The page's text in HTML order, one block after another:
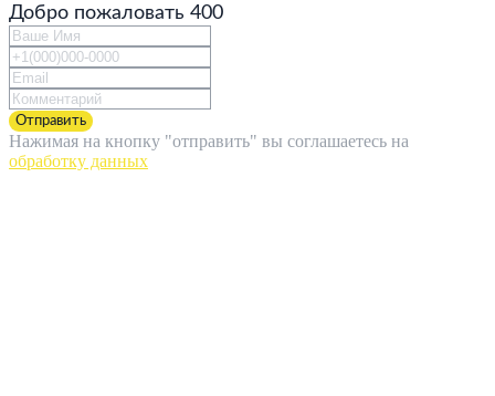
Добро пожаловать 400
Отправить
Нажимая на кнопку "отправить" вы соглашаетесь на
обработку данных